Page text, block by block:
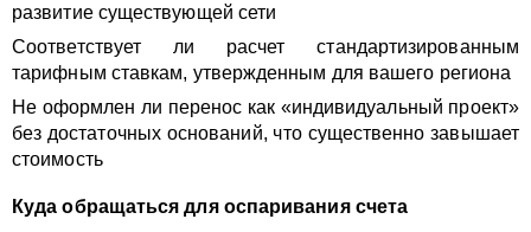
развитие существующей сети
Соответствует ли расчет стандартизированным
тарифным ставкам, утвержденным для вашего региона
Не оформлен ли перенос как «индивидуальный проект»
без достаточных оснований, что существенно завышает
стоимость
Куда обращаться для оспаривания счета